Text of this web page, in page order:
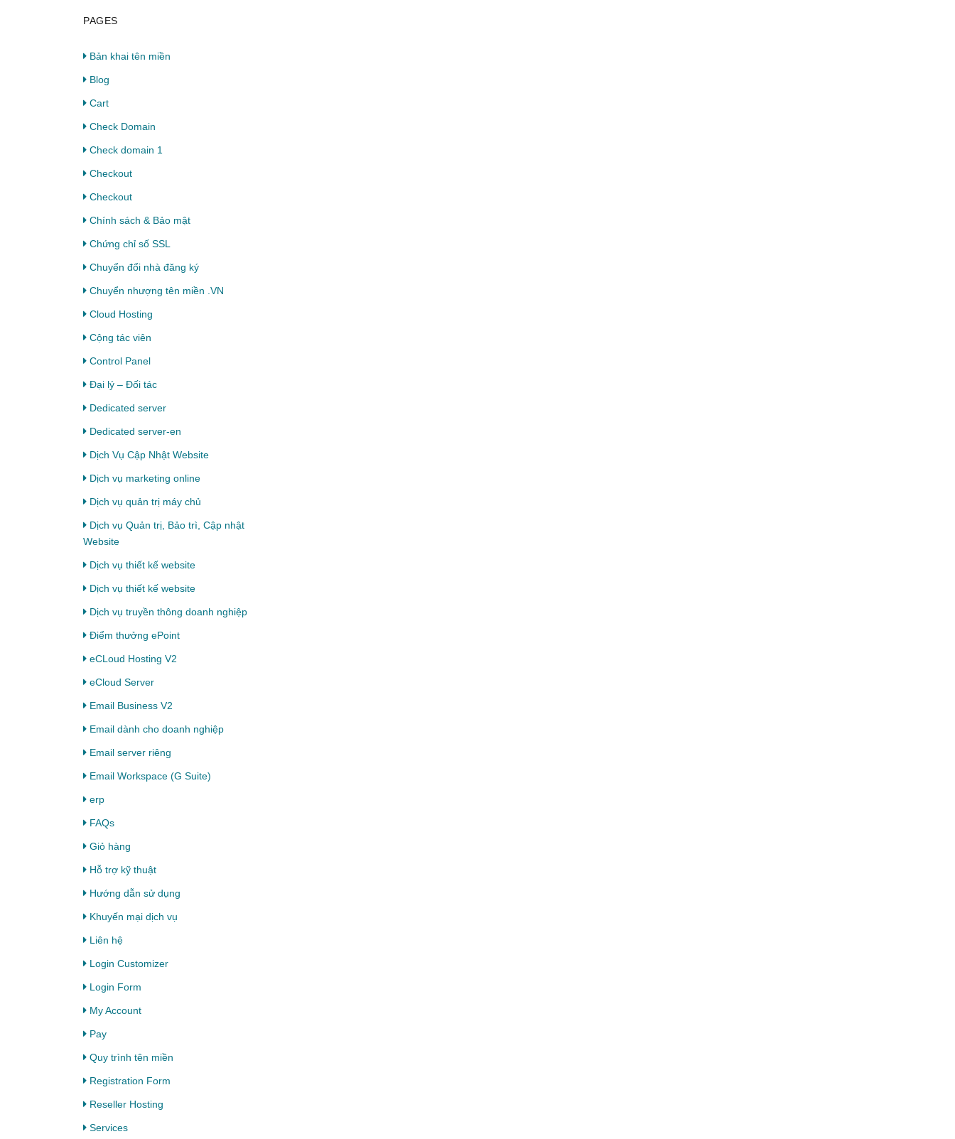
PAGES
Bản khai tên miền
Blog
Cart
Check Domain
Check domain 1
Checkout
Checkout
Chính sách & Bảo mật
Chứng chỉ số SSL
Chuyển đổi nhà đăng ký
Chuyển nhượng tên miền .VN
Cloud Hosting
Cộng tác viên
Control Panel
Đại lý – Đối tác
Dedicated server
Dedicated server-en
Dịch Vụ Cập Nhật Website
Dịch vụ marketing online
Dịch vụ quản trị máy chủ
Dịch vụ Quản trị, Bảo trì, Cập nhật
Website
Dịch vụ thiết kế website
Dịch vụ thiết kế website
Dịch vụ truyền thông doanh nghiệp
Điểm thưởng ePoint
eCLoud Hosting V2
eCloud Server
Email Business V2
Email dành cho doanh nghiệp
Email server riêng
Email Workspace (G Suite)
erp
FAQs
Giỏ hàng
Hỗ trợ kỹ thuật
Hướng dẫn sử dụng
Khuyến mại dịch vụ
Liên hệ
Login Customizer
Login Form
My Account
Pay
Quy trình tên miền
Registration Form
Reseller Hosting
Services